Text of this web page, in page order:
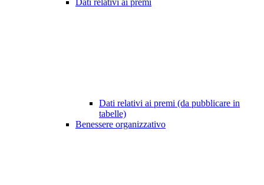
Dati relativi ai premi
Dati relativi ai premi (da pubblicare in
tabelle)
Benessere organizzativo